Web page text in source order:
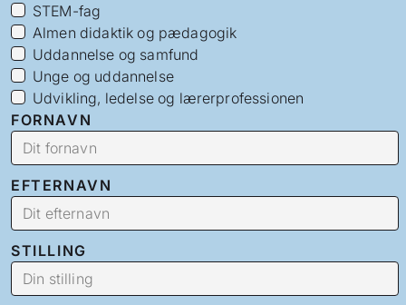
STEM-fag
Almen didaktik og pædagogik
Uddannelse og samfund
Unge og uddannelse
Udvikling, ledelse og lærerprofessionen
FORNAVN
EFTERNAVN
STILLING